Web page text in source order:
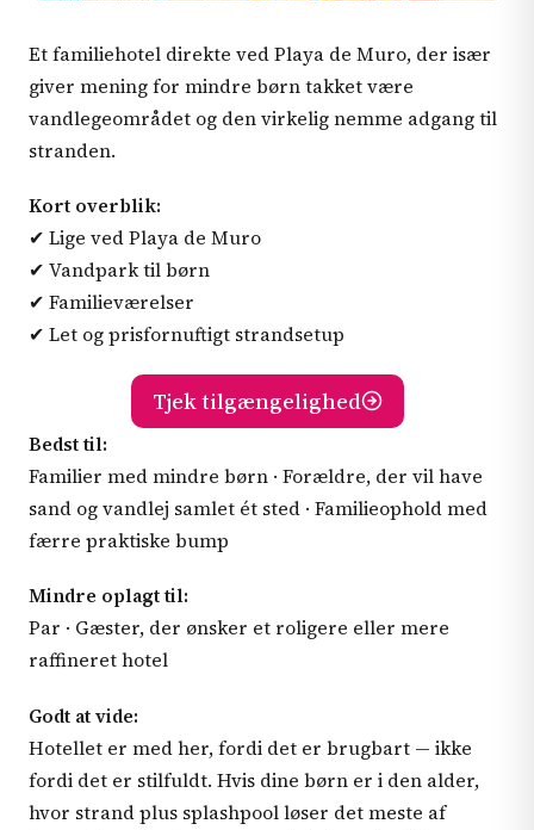
Et familiehotel direkte ved Playa de Muro, der især
giver mening for mindre børn takket være
vandlegeområdet og den virkelig nemme adgang til
stranden.
Kort overblik:
✔ Lige ved Playa de Muro
✔ Vandpark til børn
✔ Familieværelser
✔ Let og prisfornuftigt strandsetup
Tjek tilgængelighed
Bedst til:
Familier med mindre børn · Forældre, der vil have
sand og vandlej samlet ét sted · Familieophold med
færre praktiske bump
Mindre oplagt til:
Par · Gæster, der ønsker et roligere eller mere
raffineret hotel
Godt at vide:
Hotellet er med her, fordi det er brugbart — ikke
fordi det er stilfuldt. Hvis dine børn er i den alder,
hvor strand plus splashpool løser det meste af